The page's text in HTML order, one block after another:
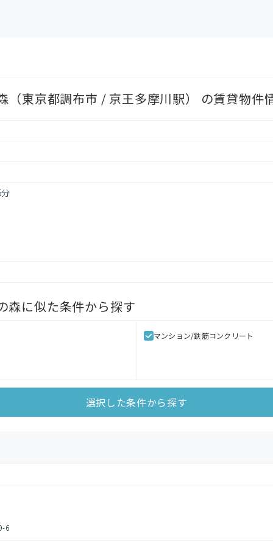
（東京都調布市 / 京王多摩川駅） の賃貸物件
森に似た条件から探す
マンション/鉄筋コンクリート
選択した条件から探す
6